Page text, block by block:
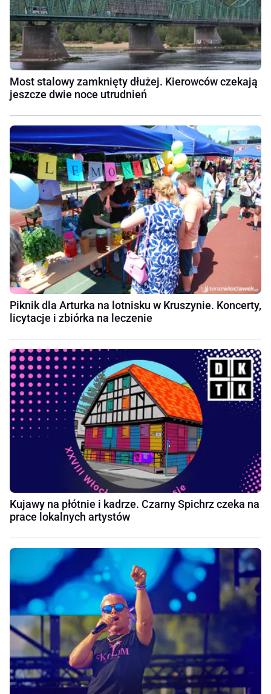
Most stalowy zamknięty dłużej. Kierowców czekają
jeszcze dwie noce utrudnień
Piknik dla Arturka na lotnisku w Kruszynie. Koncerty,
licytacje i zbiórka na leczenie
Kujawy na płótnie i kadrze. Czarny Spichrz czeka na
prace lokalnych artystów